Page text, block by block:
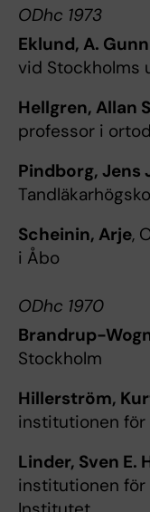
ODhc 1973
Eklund, A.
vid Stockholms
Hellgren, Allan
professor i
Pindborg, Jens
Scheinin, Arje,
i Åbo
ODhc 1970
Brandrup-
Stockholm
Hillerström,
institutionen för
Linder, Sven E.
institutionen för